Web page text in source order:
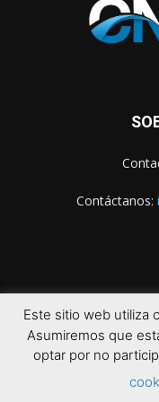
Contáctanos:
© 2021 Comunidad
Este sitio web utiliza
Asumiremos que
optar por no